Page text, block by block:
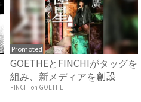
Promoted
GOETHEとFINCHIがタッグを
組み、新メディアを創設
FINCHI on GOETHE